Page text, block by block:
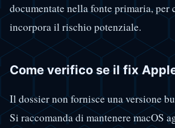
documentate nella fonte primaria, per
incorpora il rischio potenziale.
Come verifico se il fix
Il dossier non fornisce una versione
Si raccomanda di mantenere macOS